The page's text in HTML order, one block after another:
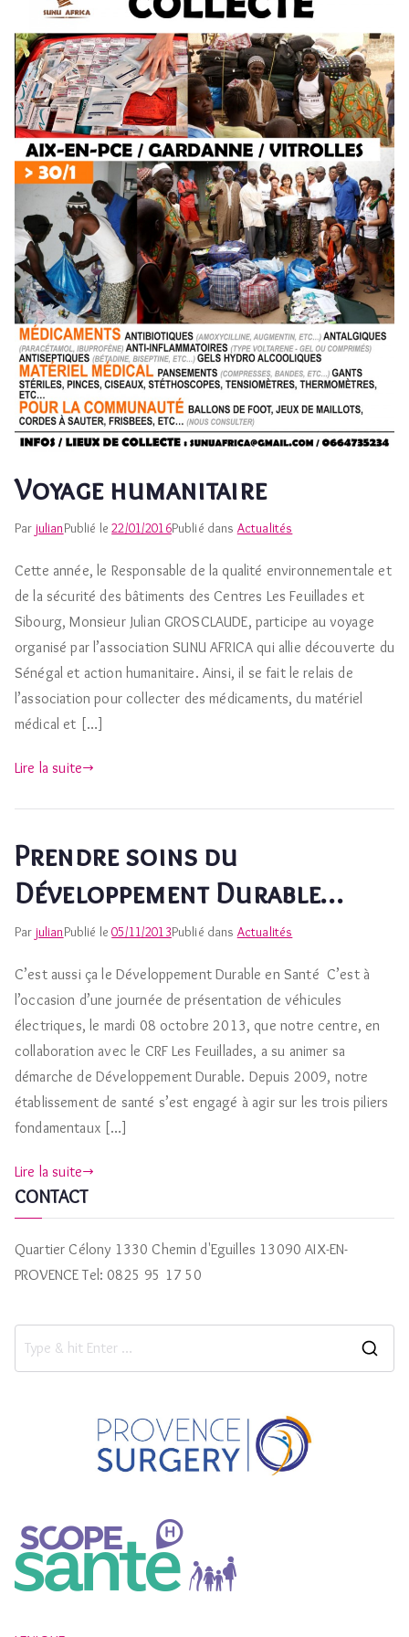
Voyage humanitaire
Par julianPublié le22/01/2016Publié dans Actualités
Cette année, le Responsable de la qualité environnementale et
de la sécurité des bâtiments des Centres Les Feuillades et
Sibourg, Monsieur Julian GROSCLAUDE, participe au voyage
organisé par l’association SUNU AFRICA qui allie découverte du
Sénégal et action humanitaire. Ainsi, il se fait le relais de
l’association pour collecter des médicaments, du matériel
médical et […]
Lire la suite
Prendre soins du
Développement Durable…
Par julianPublié le05/11/2013Publié dans Actualités
C’est aussi ça le Développement Durable en Santé C’est à
l’occasion d’une journée de présentation de véhicules
électriques, le mardi 08 octobre 2013, que notre centre, en
collaboration avec le CRF Les Feuillades, a su animer sa
démarche de Développement Durable. Depuis 2009, notre
établissement de santé s’est engagé à agir sur les trois piliers
fondamentaux […]
Lire la suite
CONTACT
Quartier Célony 1330 Chemin d'Eguilles 13090 AIX-EN-
PROVENCE Tel: 0825 95 17 50